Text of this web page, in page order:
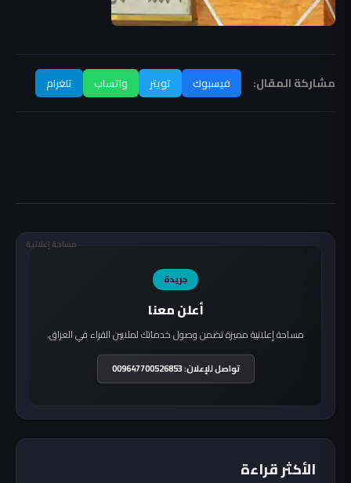
مشاركة المقال: فيسبوك تويتر واتساب تلغرام
مساحة إعلانية
جريدة
أعلن معنا
مساحة إعلانية مميزة تضمن وصول خدماتك لملايين القراء في العراق.
تواصل للإعلان: 009647700526853
الأكثر قراءة